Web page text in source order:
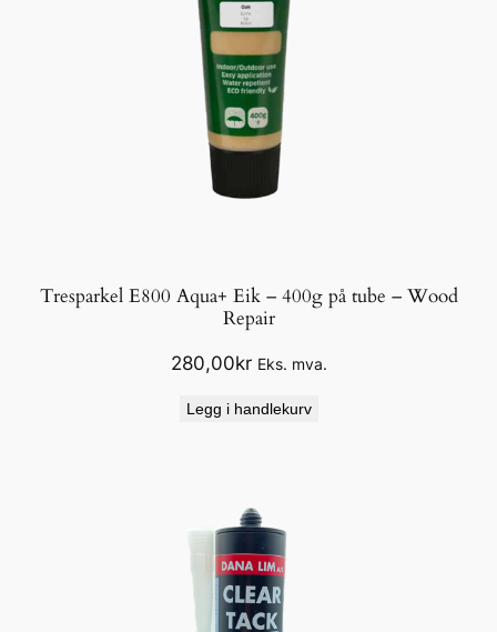
Tresparkel E800 Aqua+ Eik – 400g på tube – Wood
Repair
280,00kr Eks. mva.
Legg i handlekurv